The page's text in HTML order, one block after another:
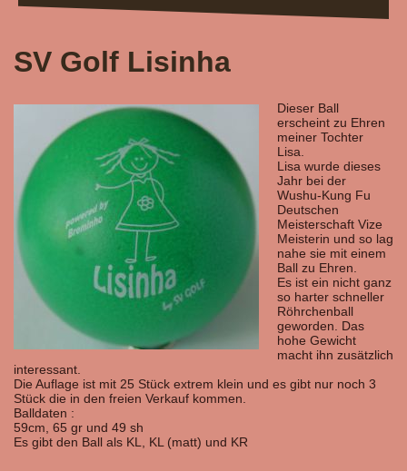
SV Golf Lisinha
Dieser Ball
erscheint zu Ehren
meiner Tochter
Lisa.
Lisa wurde dieses
Jahr bei der
Wushu-Kung Fu
Deutschen
Meisterschaft Vize
Meisterin und so lag
nahe sie mit einem
Ball zu Ehren.
Es ist ein nicht ganz
so harter schneller
Röhrchenball
geworden. Das
hohe Gewicht
macht ihn zusätzlich
interessant.
Die Auflage ist mit 25 Stück extrem klein und es gibt nur noch 3
Stück die in den freien Verkauf kommen.
Balldaten :
59cm, 65 gr und 49 sh
Es gibt den Ball als KL, KL (matt) und KR